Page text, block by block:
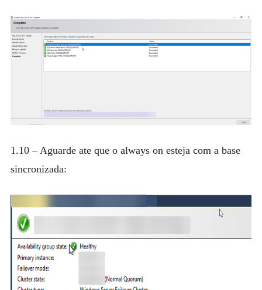
1.10 – Aguarde ate que o always on esteja com a base
sincronizada: